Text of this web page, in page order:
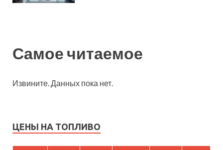
Самое читаемое
Извините. Данных пока нет.
ЦЕНЫ НА ТОПЛИВО